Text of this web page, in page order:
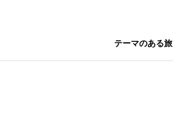
テーマのある旅